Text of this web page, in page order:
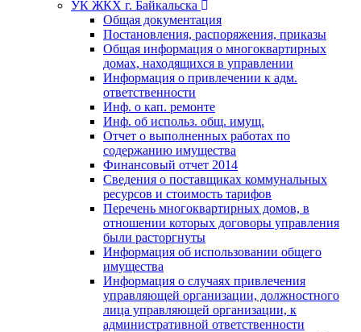
УК ЖКХ г. Байкальска
Общая документация
Постановления, распоряжения, приказы
Общая информация о многоквартирных
домах, находящихся в управлении
Информация о привлечении к адм.
ответственности
Инф. о кап. ремонте
Инф. об использ. общ. имущ.
Отчет о выполненных работах по
содержанию имущества
Финансовый отчет 2014
Сведения о поставщиках коммунальных
ресурсов и стоимость тарифов
Перечень многоквартирных домов, в
отношении которых договоры управления
были расторгнуты
Информация об использовании общего
имущества
Информация о случаях привлечения
управляющей организации, должностного
лица управляющей организации, к
административной ответственности